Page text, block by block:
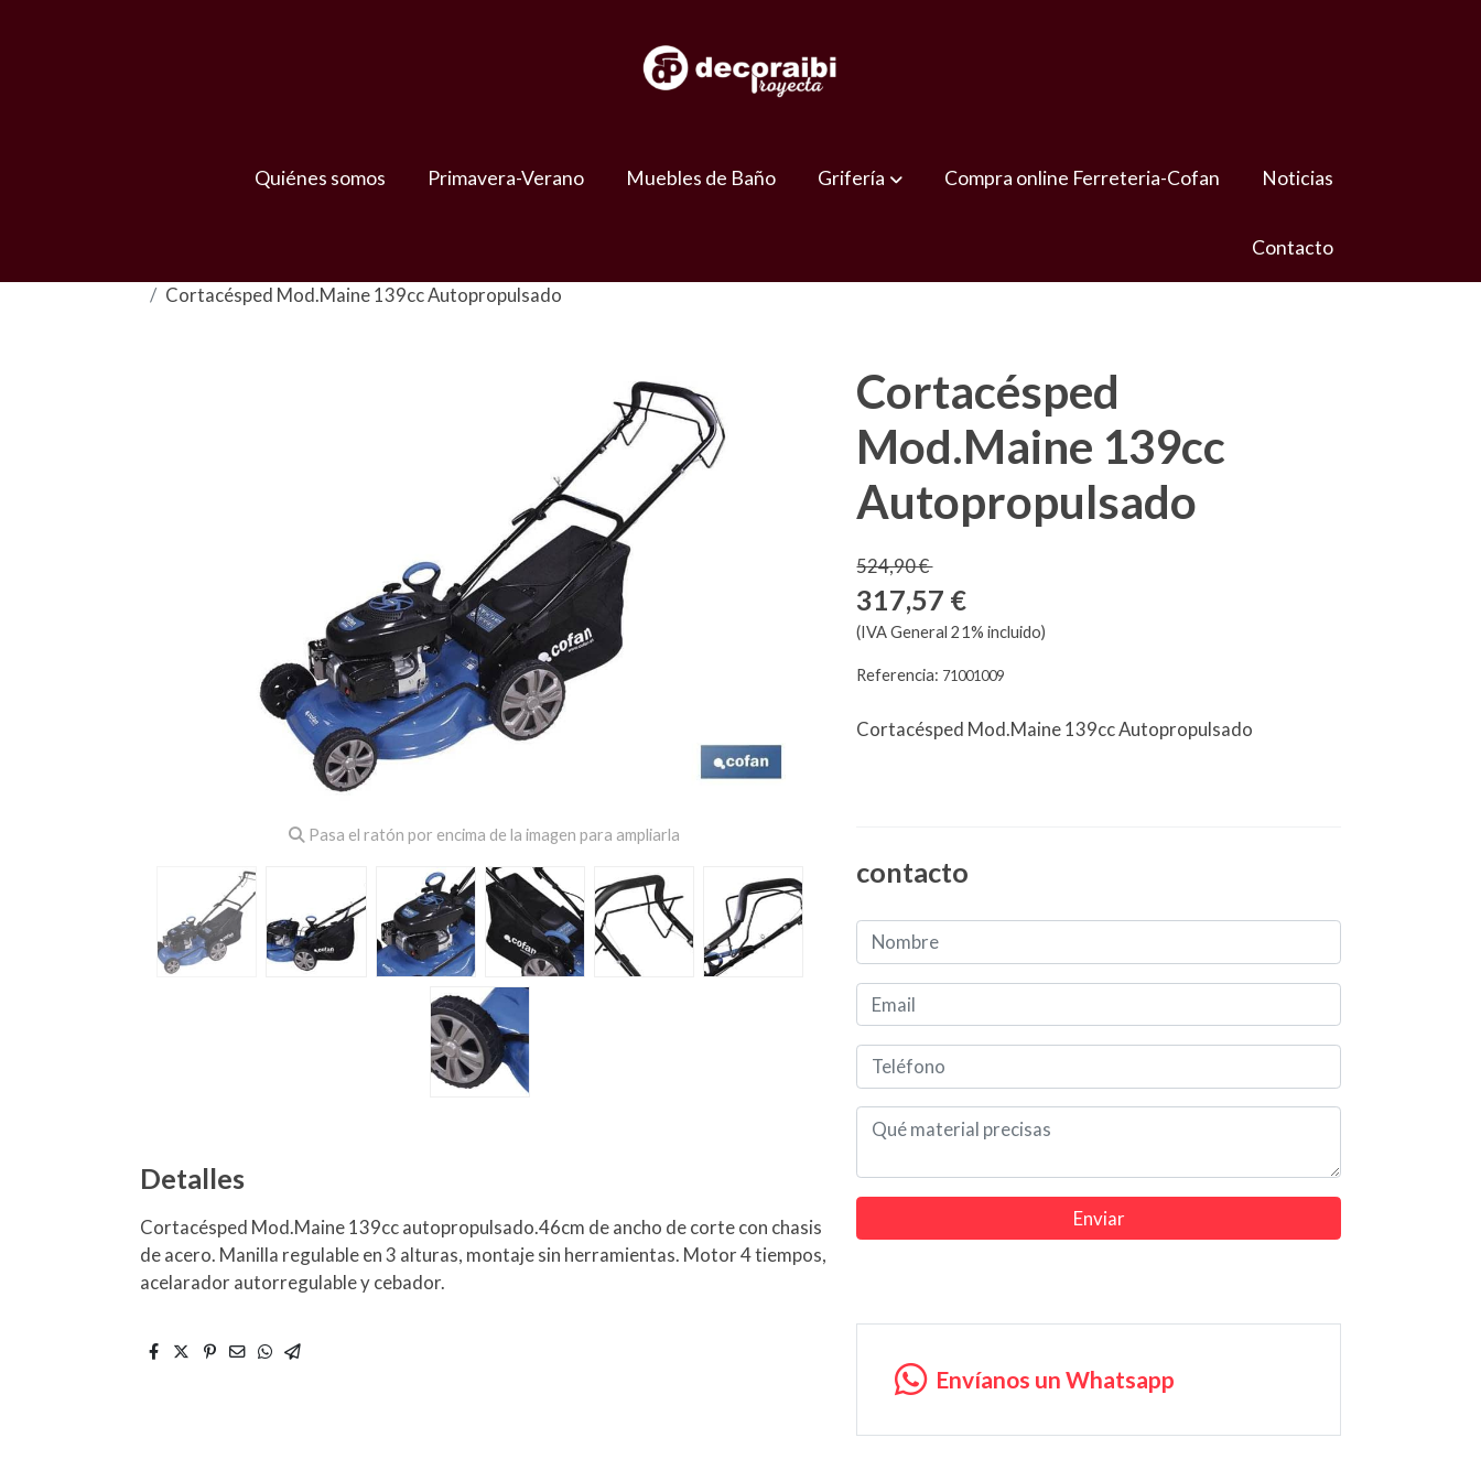
Quiénes somos Primavera-Verano Muebles de Baño Grifería Compra online Ferreteria-Cofan Noticias
Contacto
Cortacésped Mod.Maine 139cc Autopropulsado
Pasa el ratón por encima de la imagen para ampliarla
Detalles
Cortacésped Mod.Maine 139cc autopropulsado.46cm de ancho de corte con chasis
de acero. Manilla regulable en 3 alturas, montaje sin herramientas. Motor 4 tiempos,
acelarador autorregulable y cebador.
Cortacésped
Mod.Maine 139cc
Autopropulsado
524,90 €
317,57 €
(IVA General 21% incluido)
Referencia: 71001009
Cortacésped Mod.Maine 139cc Autopropulsado
contacto
Enviar
Envíanos un Whatsapp